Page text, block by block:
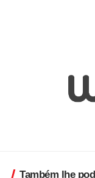
Também lhe